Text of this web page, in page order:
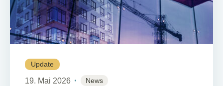
Update
19. Mai 2026 News